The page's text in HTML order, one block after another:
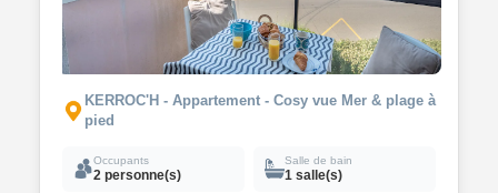
KERROC'H - Appartement - Cosy vue Mer & plage à
pied
Occupants
2 personne(s)
Salle de bain
1 salle(s)